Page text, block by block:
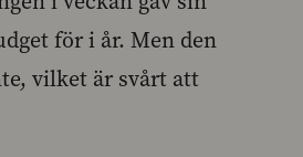
för i år. Men den
vilket är svårt att